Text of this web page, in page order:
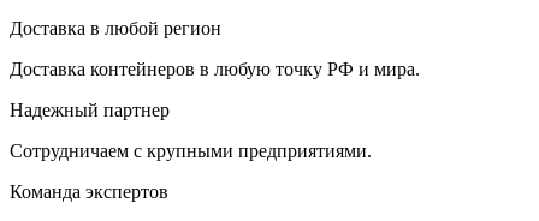
Доставка в любой регион
Доставка контейнеров в любую точку РФ и мира.
Надежный партнер
Сотрудничаем с крупными предприятиями.
Команда экспертов